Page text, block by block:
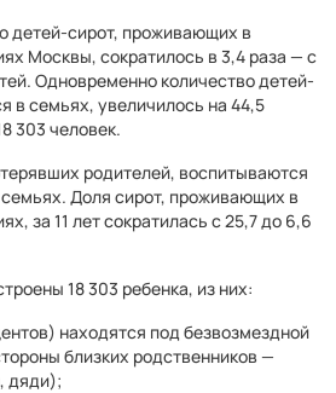
детей-сирот, проживающих в
Москвы, сократилось в 3,4 раза — с
Одновременно количество детей-
в семьях, увеличилось на 44,5
303 человек.
родителей, воспитываются
Доля сирот, проживающих в
за 11 лет сократилась с 25,7 до 6,6
18 303 ребенка, из них:
находятся под безвозмездной
близких родственников —
дяди);